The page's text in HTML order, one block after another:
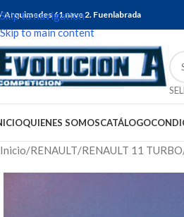
Skip to navigation
Skip to main content
Arquimedes 61 nave 2. Fuenlabrada
QUIENES SOMOSCATÁLOGO
Inicio RENAULT RENAULT 11 TURBO